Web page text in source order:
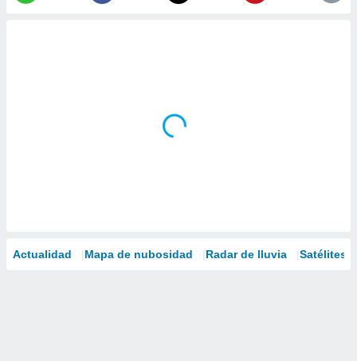
Actualidad Mapa de nubosidad Radar de lluvia Satélites